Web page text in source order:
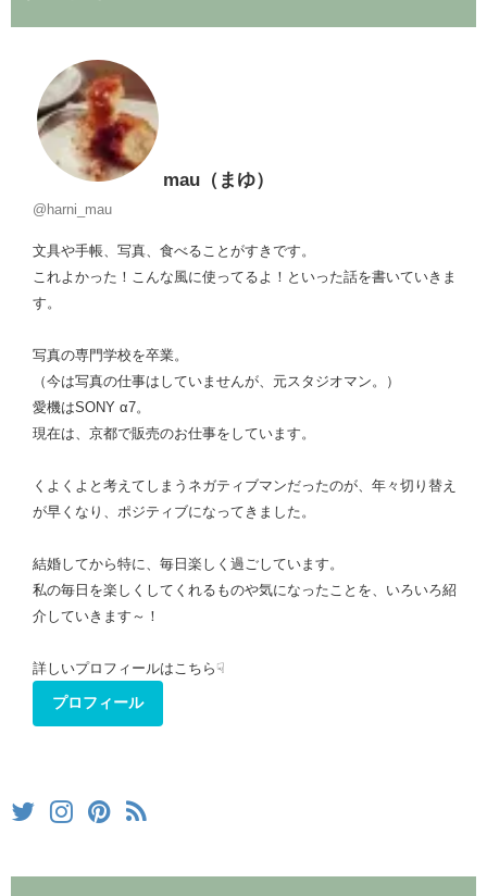
mau（まゆ）
@harni_mau
文具や手帳、写真、食べることがすきです。
これよかった！こんな風に使ってるよ！といった話を書いていきま
す。
写真の専門学校を卒業。
（今は写真の仕事はしていませんが、元スタジオマン。）
愛機はSONY α7。
現在は、京都で販売のお仕事をしています。
くよくよと考えてしまうネガティブマンだったのが、年々切り替え
が早くなり、ポジティブになってきました。
結婚してから特に、毎日楽しく過ごしています。
私の毎日を楽しくしてくれるものや気になったことを、いろいろ紹
介していきます～！
詳しいプロフィールはこちら☟
プロフィール